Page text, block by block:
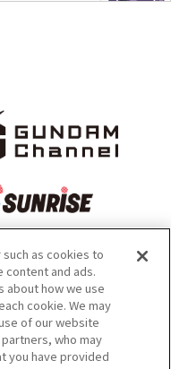
ております。あらかじめご
お問い合せ先は次をご覧く
as cookies to
content and ads.
about how we use
cookie. We may
of our website
who may
you have provided